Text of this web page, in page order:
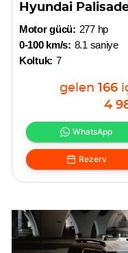
Hyundai
Motor gücü: 277 hp
0-100 km/s: 8.1 saniye
Koltuk: 7
gelen 166
4
WhatsApp
Rezerv